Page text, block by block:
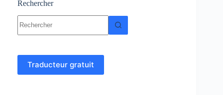
–
TP
Rechercher
résultat
Traducteur gratuit